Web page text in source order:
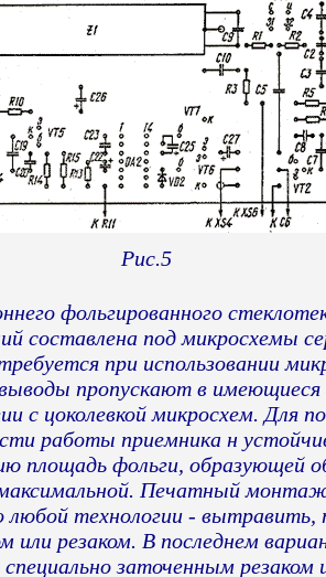
Рис.5
фольгированного
составлена под микросхемы
при использовании
пропускают в имеющиеся
с цоколевкой микросхем. Для
работы приемника н
площадь фольги, образующей
Печатный
любой технологии - вытравить,
или резаком. В последнем
специально заточенным резаком